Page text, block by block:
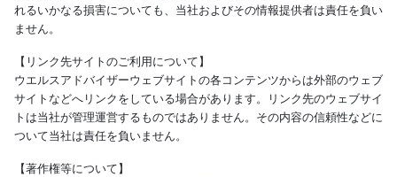
れるいかなる損害についても、当社およびその情報提供者は責任を負い
ません。
【リンク先サイトのご利用について】
ウエルスアドバイザーウェブサイトの各コンテンツからは外部のウェブ
サイトなどへリンクをしている場合があります。リンク先のウェブサイ
トは当社が管理運営するものではありません。その内容の信頼性などに
ついて当社は責任を負いません。
【著作権等について】